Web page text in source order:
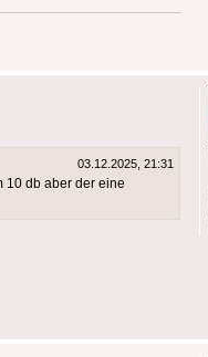
03.12.2025, 21:31
10 db aber der eine